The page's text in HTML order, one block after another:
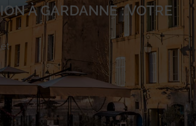
À GARDANNE : VOTRE
et